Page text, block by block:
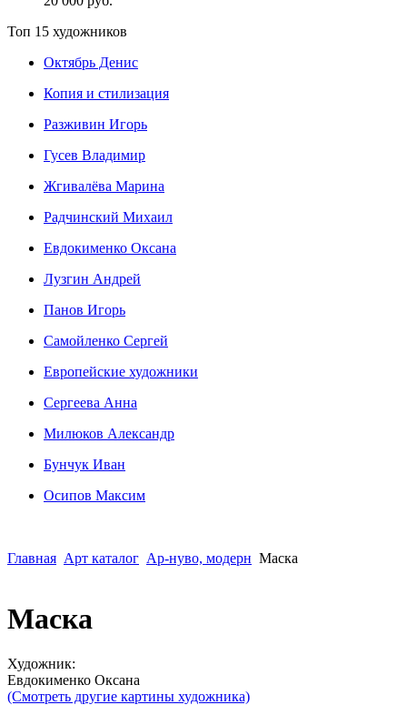
Топ 15 художников
Октябрь Денис
Копия и стилизация
Разживин Игорь
Гусев Владимир
Жгивалёва Марина
Радчинский Михаил
Евдокименко Оксана
Лузгин Андрей
Панов Игорь
Сaмoйленко Сергей
Европейские художники
Сергеева Анна
Милюков Александр
Бунчук Иван
Осипoв Максим
Главная Арт каталог Ар-нуво, модерн Маска
Маска
Художник:
Евдокименко Оксана
(Смотреть другие картины художника)